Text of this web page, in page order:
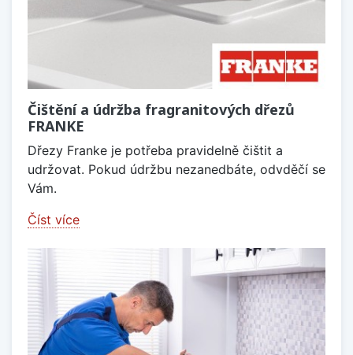
Čištění a údržba fragranitových dřezů
FRANKE
Dřezy Franke je potřeba pravidelně čištit a
udržovat. Pokud údržbu nezanedbáte, odvděčí se
Vám.
Číst více